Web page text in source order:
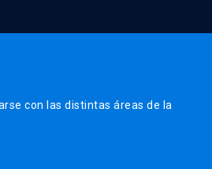
con las distintas áreas de la